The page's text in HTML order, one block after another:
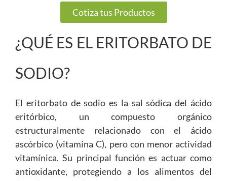
Cotiza tus Productos
¿QUÉ ES EL ERITORBATO DE
SODIO?
El eritorbato de sodio es la sal sódica del ácido
eritórbico, un compuesto orgánico
estructuralmente relacionado con el ácido
ascórbico (vitamina C), pero con menor actividad
vitamínica. Su principal función es actuar como
antioxidante, protegiendo a los alimentos del